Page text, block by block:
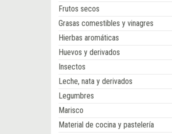
Frutos secos
Grasas comestibles y vinagres
Hierbas aromáticas
Huevos y derivados
Insectos
Leche, nata y derivados
Legumbres
Marisco
Material de cocina y pastelería